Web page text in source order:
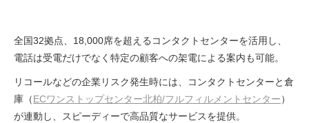
全国32拠点、18,000席を超えるコンタクトセンターを活用し、
電話は受電だけでなく特定の顧客への架電による案内も可能。
リコールなどの企業リスク発生時には、コンタクトセンターと倉
庫（ECワンストップセンター北柏/フルフィルメントセンター）
が連動し、スピーディーで高品質なサービスを提供。